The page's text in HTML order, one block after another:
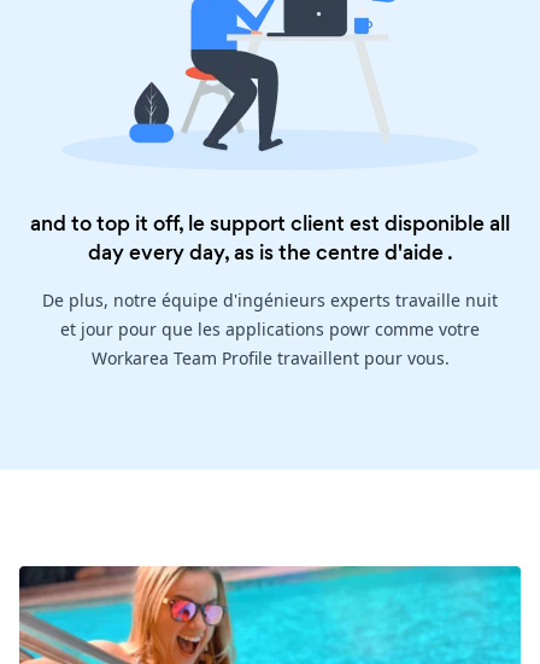
and to top it off, le support client est disponible all
day every day, as is thecentre d'aide.
De plus, notre équipe d'ingénieurs experts travaille nuit
et jour pour que les applications powr comme votre
Workarea Team Profile travaillent pour vous.